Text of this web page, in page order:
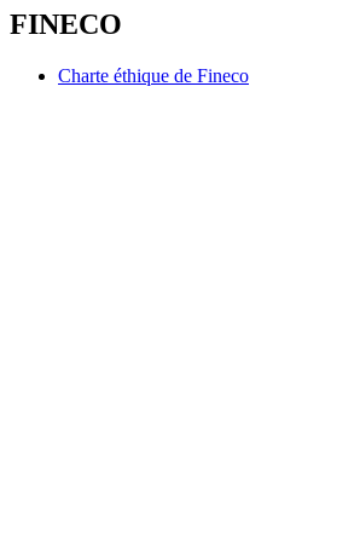
FINECO
Charte éthique de Fineco